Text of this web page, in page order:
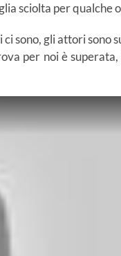
sciolta per qualche
sono, gli attori sono
per noi è